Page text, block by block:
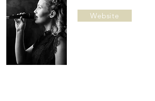
Website